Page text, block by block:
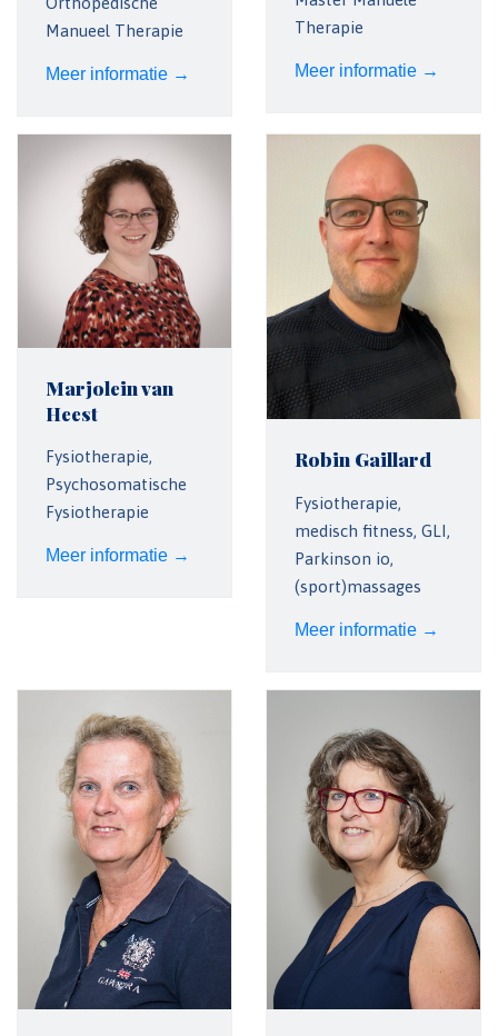
Manueel Therapie
Meer informatie →
Therapie
Meer informatie →
Marjolein van
Heest
Fysiotherapie,
Psychosomatische
Fysiotherapie
Meer informatie →
Robin Gaillard
Fysiotherapie,
medisch fitness, GLI,
Parkinson io,
(sport)massages
Meer informatie →